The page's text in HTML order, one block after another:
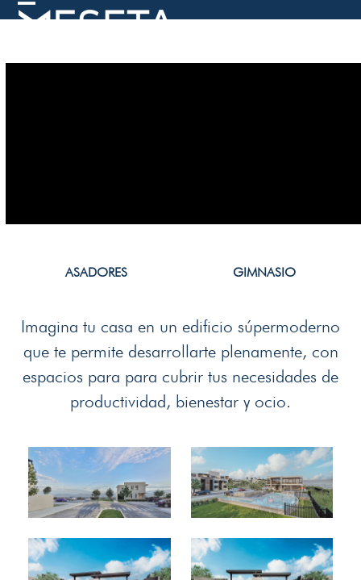
Skip
Open
Close
AND
RIGHT
ARROW
TO
THE
CAROUSEL
NAVIGATION
BUTTONS
ASADORES GIMNASIO
Imagina tu casa en un edificio súpermoderno
que te permite desarrollarte plenamente, con
espacios para para cubrir tus necesidades de
productividad, bienestar y ocio.